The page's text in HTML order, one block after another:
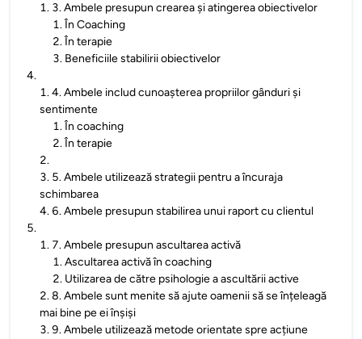
1. 3. Ambele presupun crearea și atingerea obiectivelor
1.În Coaching
2.În terapie
3. Beneficiile stabilirii obiectivelor
4.
1.4. Ambele includ cunoașterea propriilor gânduri și
sentimente
1.În coaching
2.În terapie
2.
3. 5. Ambele utilizează strategii pentru a încuraja
schimbarea
4. 6. Ambele presupun stabilirea unui raport cu clientul
5.
1. 7. Ambele presupun ascultarea activă
1.Ascultarea activă în coaching
2. Utilizarea de către psihologie a ascultării active
2.8. Ambele sunt menite să ajute oamenii să se înțeleagă
mai bine pe ei înșiși
3.9. Ambele utilizează metode orientate spre acțiune